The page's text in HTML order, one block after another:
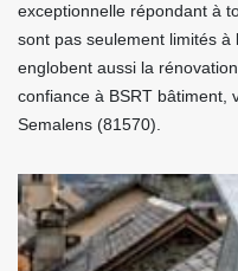
exceptionnelle répondant à
sont pas seulement limités
englobent aussi la
confiance à BSRT bâtiment,
Semalens (81570).